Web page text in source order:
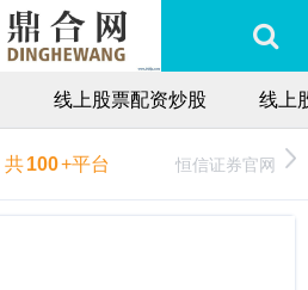
线上股票配资炒股 线上
共100+平台 恒信证券官网